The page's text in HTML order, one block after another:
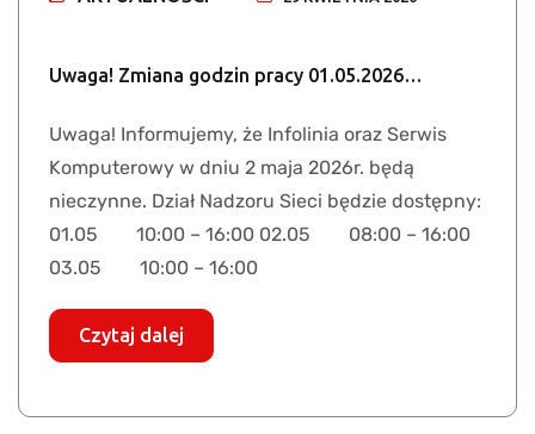
Uwaga! Zmiana godzin pracy 01.05.2026…
Uwaga! Informujemy, że Infolinia oraz Serwis
Komputerowy w dniu 2 maja 2026r. będą
nieczynne. Dział Nadzoru Sieci będzie dostępny:
01.05 10:00 – 16:00 02.05 08:00 – 16:00
03.05 10:00 – 16:00
Czytaj dalej